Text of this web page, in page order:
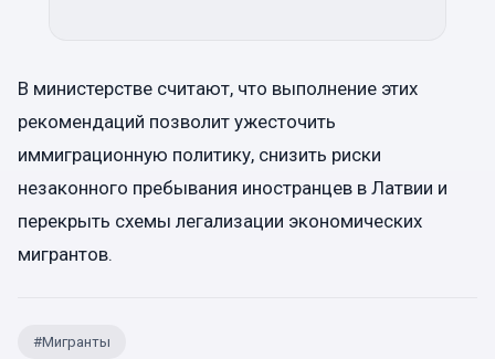
В министерстве считают, что выполнение этих
рекомендаций позволит ужесточить
иммиграционную политику, снизить риски
незаконного пребывания иностранцев в Латвии и
перекрыть схемы легализации экономических
мигрантов.
#Мигранты